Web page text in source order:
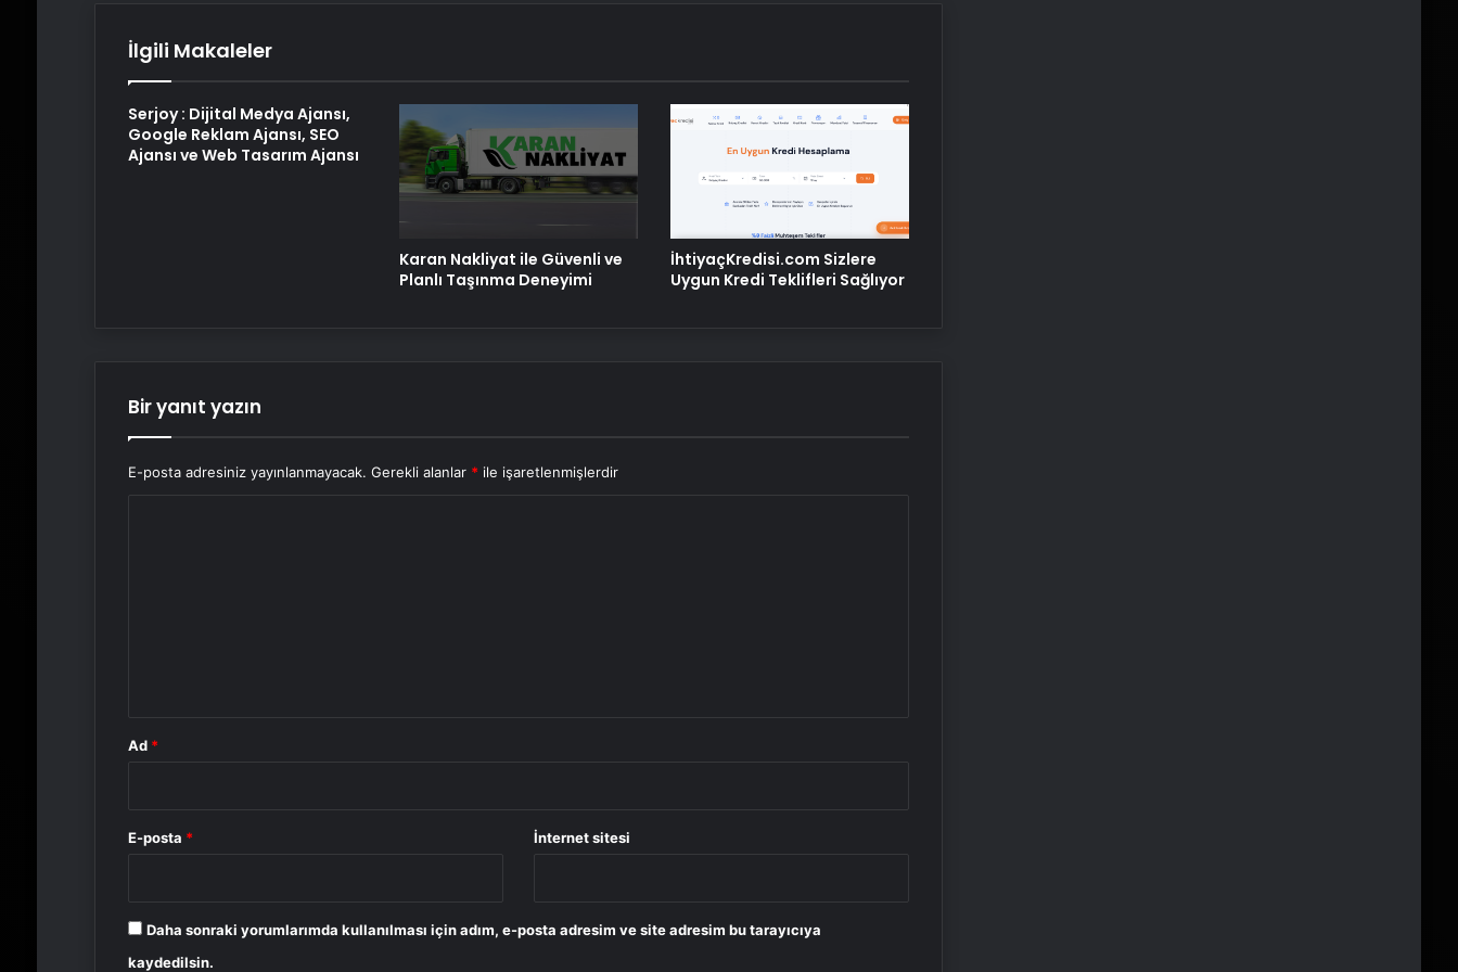
Ürünleri
Porego ile Kargo Süreçlerinizi Daha
Kolay Yönetin
İlgili Makaleler
Serjoy : Dijital Medya Ajansı,
Google Reklam Ajansı, SEO
Ajansı ve Web Tasarım Ajansı
Karan Nakliyat ile Güvenli ve
Planlı Taşınma Deneyimi
İhtiyaçKredisi.com Sizlere
Uygun Kredi Teklifleri Sağlıyor
Bir yanıt yazın
E-posta adresiniz yayınlanmayacak. Gerekli alanlar * ile işaretlenmişlerdir
Ad *
E-posta * İnternet sitesi
Daha sonraki yorumlarımda kullanılması için adım, e-posta adresim ve site adresim bu tarayıcıya
kaydedilsin.